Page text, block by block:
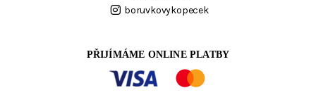
boruvkovykopecek
PŘIJÍMÁME ONLINE PLATBY